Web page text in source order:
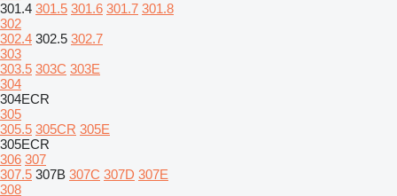
301.4 301.5 301.6 301.7 301.8
302
302.4 302.5 302.7
303
303.5 303C 303E
304
304ECR
305
305.5 305CR 305E
305ECR
306 307
307.5 307B 307C 307D 307E
308